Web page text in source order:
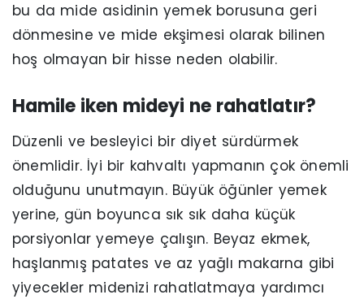
bu da mide asidinin yemek borusuna geri
dönmesine ve mide ekşimesi olarak bilinen
hoş olmayan bir hisse neden olabilir.
Hamile iken mideyi ne rahatlatır?
Düzenli ve besleyici bir diyet sürdürmek
önemlidir. İyi bir kahvaltı yapmanın çok önemli
olduğunu unutmayın. Büyük öğünler yemek
yerine, gün boyunca sık sık daha küçük
porsiyonlar yemeye çalışın. Beyaz ekmek,
haşlanmış patates ve az yağlı makarna gibi
yiyecekler midenizi rahatlatmaya yardımcı